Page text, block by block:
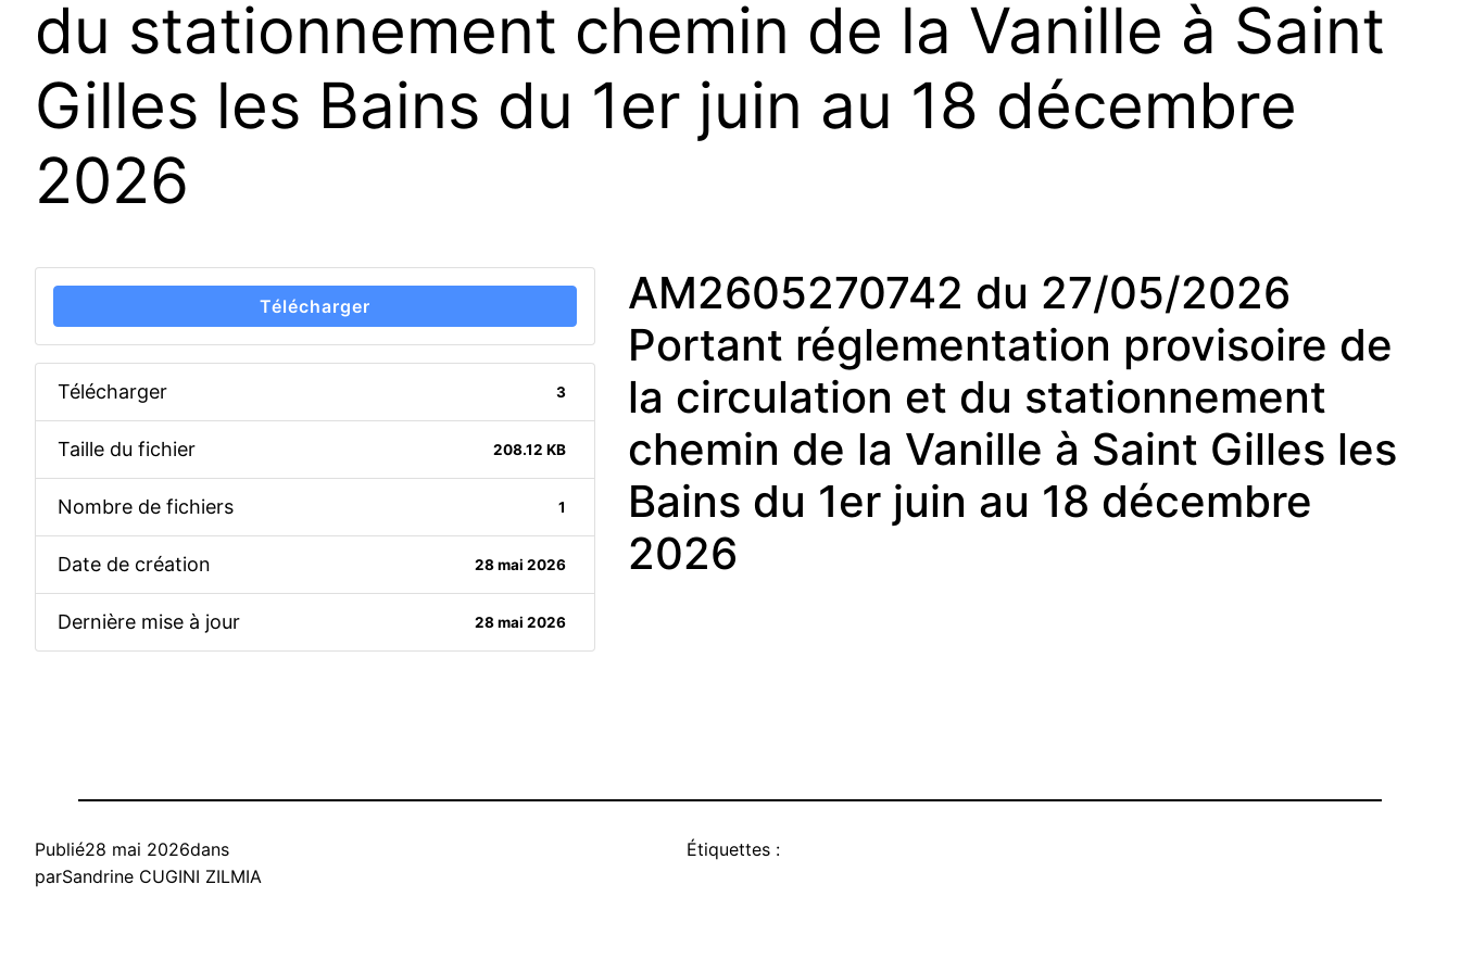
du stationnement chemin de la Vanille à Saint
Gilles les Bains du 1er juin au 18 décembre
2026
Télécharger
Télécharger 3
Taille du fichier 208.12 KB
Nombre de fichiers 1
Date de création 28 mai 2026
Dernière mise à jour 28 mai 2026
AM2605270742 du 27/05/2026
Portant réglementation provisoire de
la circulation et du stationnement
chemin de la Vanille à Saint Gilles les
Bains du 1er juin au 18 décembre
2026
Publié28 mai 2026dans
parSandrine CUGINI ZILMIA
Étiquettes :